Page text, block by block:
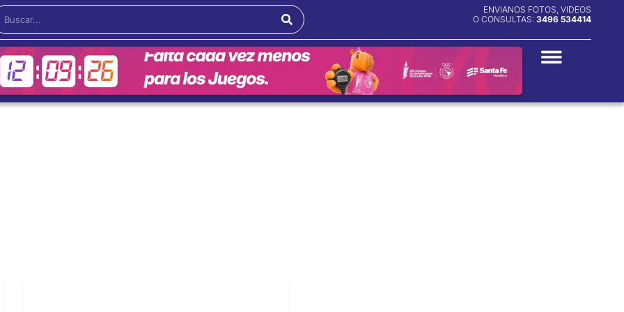
ENVIANOS FOTOS, VIDEOS
O CONSULTAS: 3496 534414